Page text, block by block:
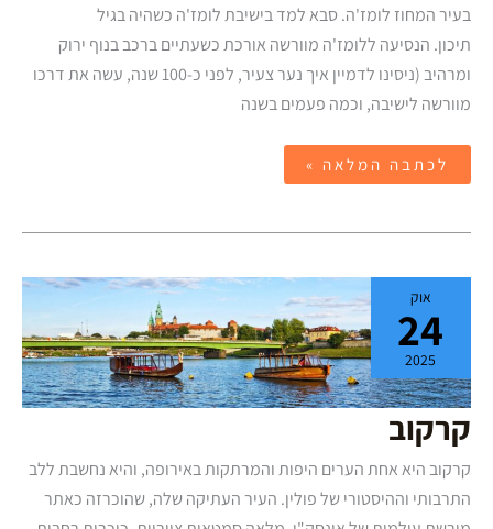
בעיר המחוז לומז'ה. סבא למד בישיבת לומז'ה כשהיה בגיל
תיכון. הנסיעה ללומז'ה מוורשה אורכת כשעתיים ברכב בנוף ירוק
ומרהיב (ניסינו לדמיין איך נער צעיר, לפני כ-100 שנה, עשה את דרכו
מוורשה לישיבה, וכמה פעמים בשנה
לכתבה המלאה »
אוק
24
2025
קרקוב
קרקוב היא אחת הערים היפות והמרתקות באירופה, והיא נחשבת ללב
התרבותי וההיסטורי של פולין. העיר העתיקה שלה, שהוכרזה כאתר